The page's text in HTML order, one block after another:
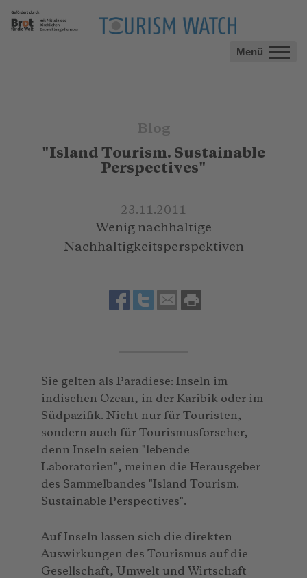
Menü
Blog
"Island Tourism. Sustainable
Perspectives"
23.11.2011
Wenig nachhaltige
Nachhaltigkeitsperspektiven
Sie gelten als Paradiese: Inseln im
indischen Ozean, in der Karibik oder im
Südpazifik. Nicht nur für Touristen,
sondern auch für Tourismusforscher,
denn Inseln seien "lebende
Laboratorien", meinen die Herausgeber
des Sammelbandes "Island Tourism.
Sustainable Perspectives".
Auf Inseln lassen sich die direkten
Auswirkungen des Tourismus auf die
Gesellschaft, Umwelt und Wirtschaft